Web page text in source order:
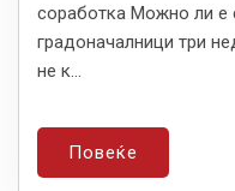
соработка Moжно ли е
градоначалници три
не к...
Повеќе